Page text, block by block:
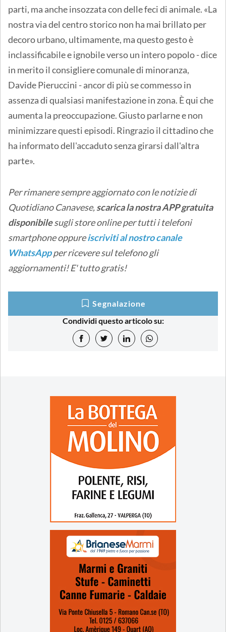
parti, ma anche insozzata con delle feci di animale. «La
nostra via del centro storico non ha mai brillato per
decoro urbano, ultimamente, ma questo gesto è
inclassificabile e ignobile verso un intero popolo - dice
in merito il consigliere comunale di minoranza,
Davide Pieruccini - ancor di più se commesso in
assenza di qualsiasi manifestazione in zona. È qui che
aumenta la preoccupazione. Giusto parlarne e non
minimizzare questi episodi. Ringrazio il cittadino che
ha informato dell'accaduto senza girarsi dall'altra
parte».
Per rimanere sempre aggiornato con le notizie di
Quotidiano Canavese,scarica la nostra APP gratuita
disponibilesugli store onlineper tutti i telefoni
smartphone oppureiscriviti al nostro canale
WhatsAppper ricevere sul telefono gli
aggiornamenti! E' tutto gratis!
Segnalazione
Condividi questo articolo su: